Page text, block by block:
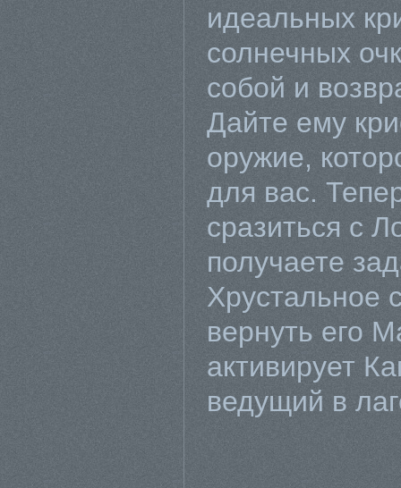
идеальных
солнечных
собой и
Дайте ему
оружие,
для вас.
сразиться с
получаете
Хрустальное
вернуть его
активирует
ведущий в